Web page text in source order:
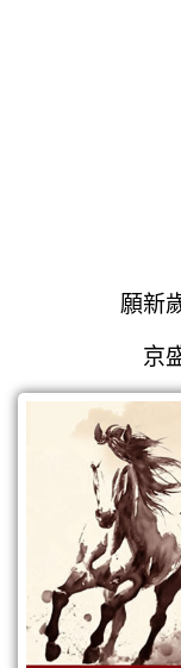
願新
京
電子型錄
繁體中文
English